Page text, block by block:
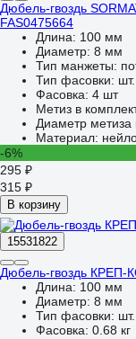
Дюбель-гвоздь
FAS0475664
Длина: 100 мм
Диаметр: 8 мм
Тип манжеты:
Тип фасовки: шт.
Фасовка: 4 шт
Метиз в
Диаметр
Материал:
-6%
295 ₽
315 ₽
В корзину
15531822
Дюбель-гвоздь КРЕП-
Длина: 100 мм
Диаметр: 8 мм
Тип фасовки: шт.
Фасовка: 0.68 кг